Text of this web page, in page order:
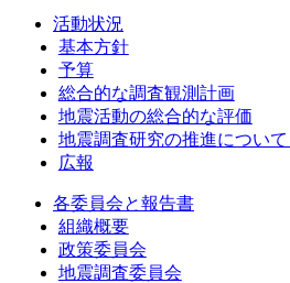
活動状況
基本方針
予算
総合的な調査観測計画
地震活動の総合的な評価
地震調査研究の推進について
広報
各委員会と報告書
組織概要
政策委員会
地震調査委員会